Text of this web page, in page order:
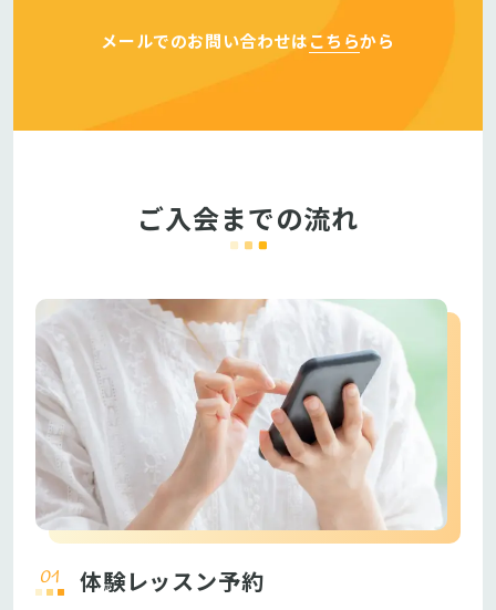
メールでのお問い合わせはこちらから
ご入会までの流れ
体験レッスン予約